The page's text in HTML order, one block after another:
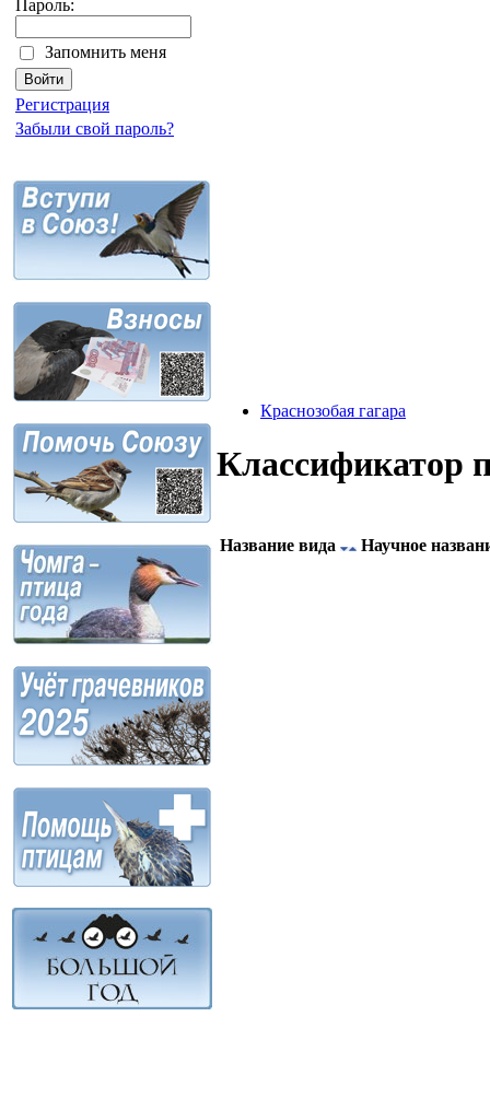
Пароль:
Запомнить меня
Регистрация
Забыли свой пароль?
Краснозобая гагара
Классификатор
Название вида Научное